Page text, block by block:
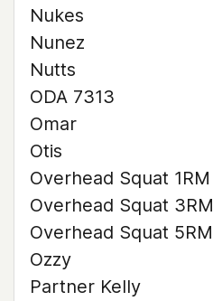
Nukes
Nunez
Nutts
ODA 7313
Omar
Otis
Overhead Squat 1RM
Overhead Squat 3RM
Overhead Squat 5RM
Ozzy
Partner Kelly